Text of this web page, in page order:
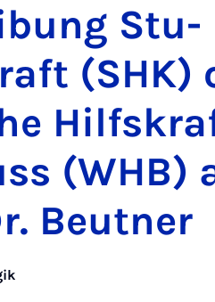
Stu­
(SHK)
(WHB)
Beut­ner